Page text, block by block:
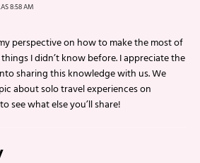
8:58 AM
perspective on how to make the most of
I didn’t know before. I appreciate the
sharing this knowledge with us. We
about solo travel experiences on
see what else you’ll share!